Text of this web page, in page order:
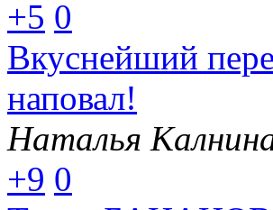
+5 0
Вкуснейший
наповал!
Наталья
+9 0